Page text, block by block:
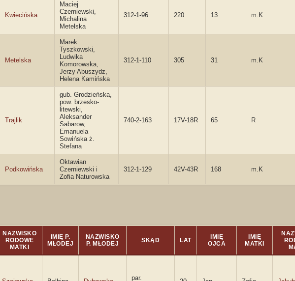
Kwiecińska
Maciej
Czerniewski,
Michalina
Metelska
312-1-96 220 13 m.K
Metelska
Marek
Tyszkowski,
Ludwika
Komorowska,
Jerzy Abuszydz,
Helena Kamińska
312-1-110 305 31 m.K
Trajlik
gub. Grodzieńska,
pow. brzesko-
litewski,
Aleksander
Sabarow,
Emanuela
Sowińska ż.
Stefana
740-2-163 17V-18R 65 R
Podkowińska
Oktawian
Czerniewski i
Zofia Naturowska
312-1-129 42V-43R 168 m.K
NAZWISKO
RODOWE
MATKI
IMIĘ P.
MŁODEJ
NAZWISKO
P. MŁODEJ
SKĄD LAT
IMIĘ
OJCA
IMIĘ
MATKI
par.